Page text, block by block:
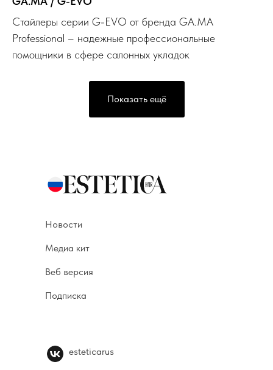
Стайлеры серии G-EVO от бренда GA.MA
Professional – надежные профессиональные
помощники в сфере салонных укладок
Показать ещё
Новости
Медиа кит
Веб версия
Подписка
esteticarus